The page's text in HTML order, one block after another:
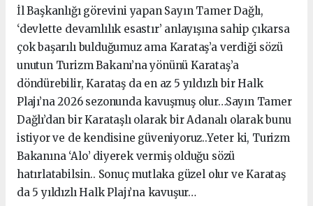
İl Başkanlığı görevini yapan Sayın Tamer Dağlı,
‘devlette devamlılık esastır’ anlayışına sahip çıkarsa
çok başarılı bulduğumuz ama Karataş’a verdiği sözü
unutun Turizm Bakanı’na yönünü Karataş’a
döndürebilir, Karataş da en az 5 yıldızlı bir Halk
Plajı’na 2026 sezonunda kavuşmuş olur…Sayın Tamer
Dağlı’dan bir Karataşlı olarak bir Adanalı olarak bunu
istiyor ve de kendisine güveniyoruz..Yeter ki, Turizm
Bakanına ‘Alo’ diyerek vermiş olduğu sözü
hatırlatabilsin.. Sonuç mutlaka güzel olur ve Karataş
da 5 yıldızlı Halk Plajı’na kavuşur…